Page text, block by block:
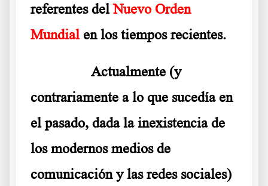
referentes delNuevo Orden
Mundialen los tiempos recientes.
Actualmente (y
contrariamente a lo que sucedía en
el pasado, dada la inexistencia de
los modernos medios de
comunicación y las redes sociales)